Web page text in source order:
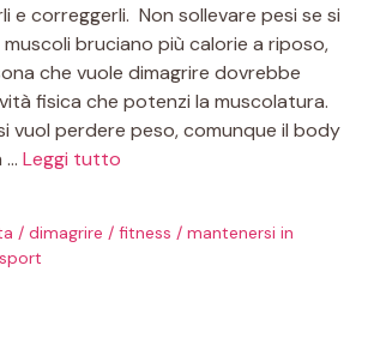
e correggerli. Non sollevare pesi se si
muscoli bruciano più calorie a riposo,
che vuole dimagrire dovrebbe
fisica che potenzi la muscolatura.
vuol perdere peso, comunque il body
… Leggi tutto
/ dimagrire / fitness / mantenersi in
sport